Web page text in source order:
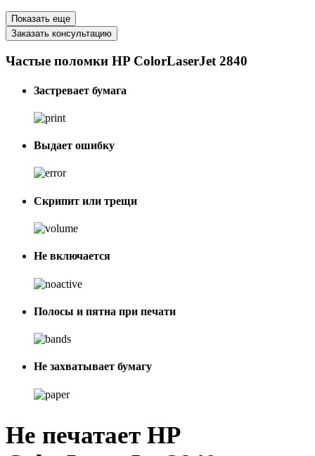
Показать еще
Заказать консультацию
Частые поломки HP ColorLaserJet 2840
Застревает бумага
Выдает ошибку
Скрипит или трещи
Не включается
Полосы и пятна при печати
Не захватывает бумагу
Не печатает HP